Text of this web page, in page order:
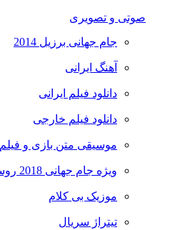
صوتی و تصویری
جام جهانی برزیل 2014
آهنگ ایرانی
دانلود فیلم ایرانی
دانلود فیلم خارجی
موسیقی متن بازی و فیلم
ویژه جام جهانی 2018 روسیه
موزیک بی کلام
تیتراژ سریال